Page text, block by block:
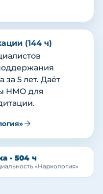
(144 ч)
за 5 лет. Даёт
НМО для
· 504 ч
«Наркология»